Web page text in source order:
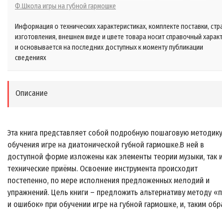
Ф.Школа игры на губной гармошке
Информация о технических характеристиках, комплекте поставки,
изготовления, внешнем виде и цвете товара носит справочный
и основывается на последних доступных к моменту публикации
сведениях
Описание
Эта книга представляет собой подробную пошаговую методику
обучения игре на диатонической губной гармошке.В ней в
доступной форме изложены как элементы теории музыки, так
технические приёмы. Освоение инструмента происходит
постепенно, по мере исполнения предложенных мелодий и
упражнений. Цель книги – предложить альтернативу методу
и ошибок» при обучении игре на губной гармошке, и, таким